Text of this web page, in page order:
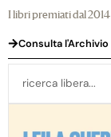
I libri premiati dal 2014
Consulta l'Archivio